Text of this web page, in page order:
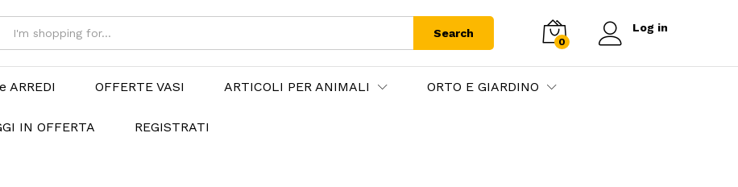
Search
0
Log in
ARREDI OFFERTE VASI ARTICOLI PER ANIMALI ORTO E GIARDINO
IN OFFERTA REGISTRATI